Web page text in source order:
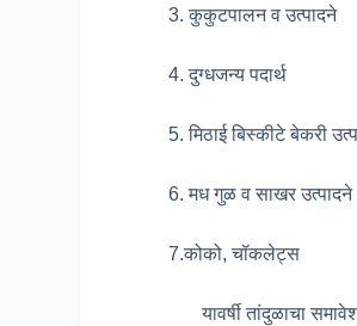
3. कुकुटपालन व
4. दुग्धजन्य पदार्थ
5. मिठाई बिस्कीटे बेकरी
6. मध गुळ व साखर उत्पादने
7.कोको, चॉकलेट्स
यावर्षी तांदुळाचा समावेश